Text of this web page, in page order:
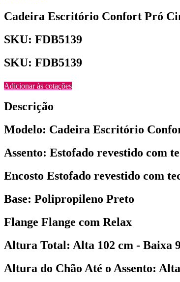
Cadeira Escritório Confort Pró
SKU: FDB5139
SKU: FDB5139
Adicionar às cotações
Descrição
Modelo: Cadeira Escritório
Assento: Estofado revestido com
Encosto Estofado revestido com
Base: Polipropileno Preto
Flange Flange com Relax
Altura Total: Alta 102 cm - Baixa
Altura do Chão Até o Assento: